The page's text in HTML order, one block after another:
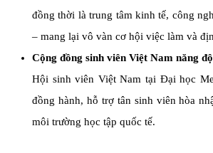
đồng thời là trung tâm kinh tế, công
– mang lại vô vàn cơ hội việc làm và
Cộng đồng sinh viên Việt Nam năng
Hội sinh viên Việt Nam tại Đại học
đồng hành, hỗ trợ tân sinh viên hòa
môi trường học tập quốc tế.